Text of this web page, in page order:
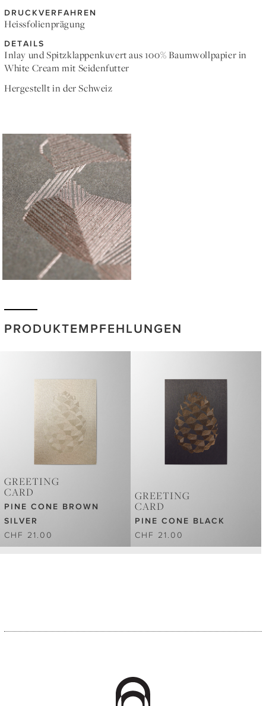
DRUCKVERFAHREN
Heissfolienprägung
DETAILS
Inlay und Spitzklappenkuvert aus 100% Baumwollpapier in
White Cream mit Seidenfutter
Hergestellt in der Schweiz
PRODUKTEMPFEHLUNGEN
GREETING
CARD
PINE CONE BROWN
SILVER
CHF 21.00
GREETING
CARD
PINE CONE BLACK
CHF 21.00